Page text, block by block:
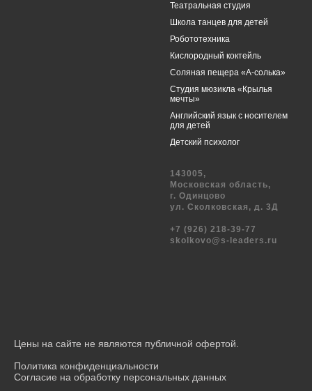
Театральная студия
Школа танцев для детей
Робототехника
Кислородный коктейль
Соляная пещера «А-солька»
Студия мюзикла «Крылья
мечты»
Английский язык с носителем
для детей
Детский психолог
143005,
Московская область,
г. Одинцово
ул. Сколковская, д. 3Д
+7 (926) 218-39-77
skolkovo@s-leaders.ru
Цены на сайте не являются публичной офертой.
Политика конфиденциальности
Согласие на обработку персональных данных